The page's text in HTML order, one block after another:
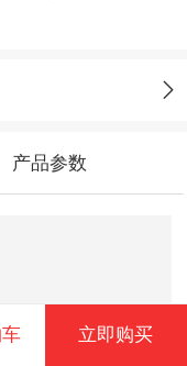
产品参数
立即购买